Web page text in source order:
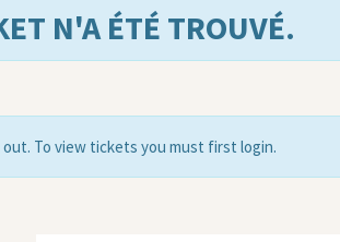
N'A ÉTÉ TROUVÉ.
To view tickets you must first login.